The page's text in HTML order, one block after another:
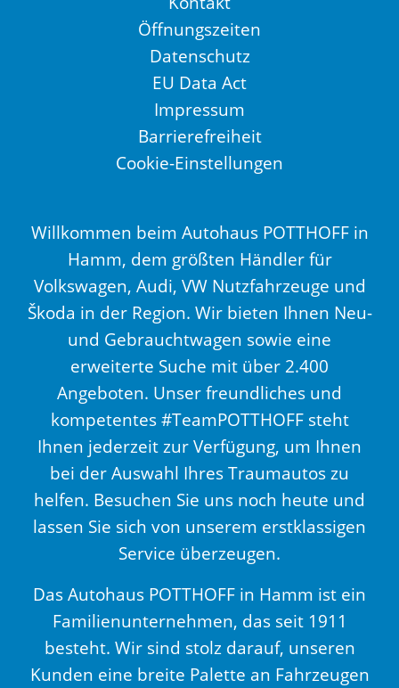
Öffnungszeiten
Datenschutz
EU Data Act
Impressum
Barrierefreiheit
Cookie-Einstellungen
Willkommen beim Autohaus POTTHOFF in
Hamm, dem größten Händler für
Volkswagen, Audi, VW Nutzfahrzeuge und
Škoda in der Region. Wir bieten Ihnen Neu-
und Gebrauchtwagen sowie eine
erweiterte Suche mit über 2.400
Angeboten. Unser freundliches und
kompetentes #TeamPOTTHOFF steht
Ihnen jederzeit zur Verfügung, um Ihnen
bei der Auswahl Ihres Traumautos zu
helfen. Besuchen Sie uns noch heute und
lassen Sie sich von unserem erstklassigen
Service überzeugen.
Das Autohaus POTTHOFF in Hamm ist ein
Familienunternehmen, das seit 1911
besteht. Wir sind stolz darauf, unseren
Kunden eine breite Palette an Fahrzeugen